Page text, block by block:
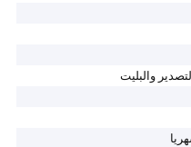
والبليت